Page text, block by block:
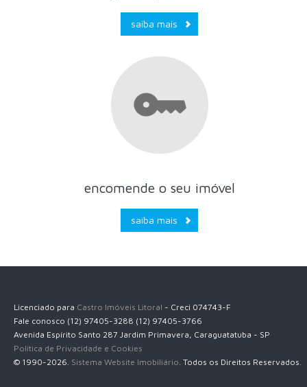
saiba mais
encomende o seu imóvel
saiba mais
Licenciado para Castro Imóveis Litoral - Creci 074743-F
Fale conosco (12) 97405-3288 (12) 97405-3766
Avenida Espírito Santo 287 Jardim Primavera, Caraguatatuba - SP
Política de Privacidade e Cookies
© 1990-2026. Sistema Website Imobiliário. Todos os Direitos Reservados.